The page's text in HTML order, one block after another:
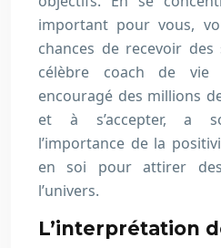
important pour vous,
chances de recevoir
célèbre coach de
encouragé des millions
et à s’accepter, a
l’importance de la
en soi pour attirer
l’univers.
L’interprétation